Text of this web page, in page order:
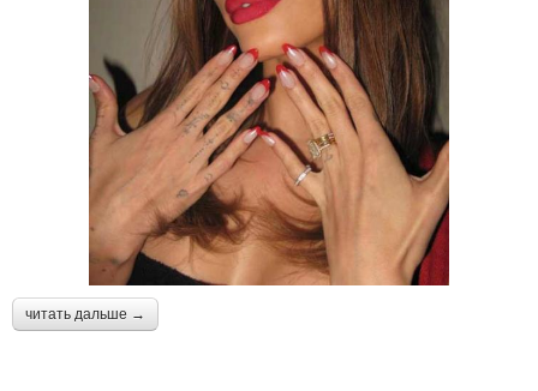
читать дальше →